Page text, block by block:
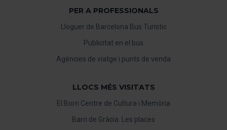
PER A PROFESSIONALS
Lloguer de Barcelona Bus Turístic
Publicitat en el bus
Agències de viatge i punts de venda
LLOCS MÉS VISITATS
El Born Centre de Cultura i Memòria
Barri de Gràcia. Les places